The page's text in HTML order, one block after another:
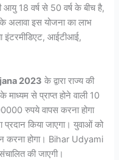
आयु 18 वर्ष से 50 वर्ष के बीच है,
अलावा इस योजना का लाभ
इंटरमीडिएट, आईटीआई,
2023 के द्वारा राज्य की
से प्राप्त होने वाली 10
रुपये वापस करना होगा
किया जाएगा। युवाओं को
करना होगा। Bihar Udyami
की जाएगी।